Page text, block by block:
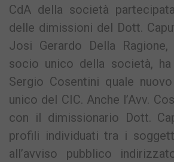
CdA della società
delle dimissioni del Dott.
Josi Gerardo Della
socio unico della società, ha
Sergio Cosentini quale
unico del CIC. Anche l’Avv.
con il dimissionario Dott.
profili individuati tra i
all’avviso pubblico